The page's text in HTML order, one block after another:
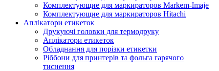
Комплектующие для маркираторов Markem-Imaje
Комплектующие для маркираторов Hitachi
Аплікатори етикеток
Друкуючі головки для термодруку
Аплікатори етикеток
Обладнання для порізки етикетки
Ріббони для принтерів та фольга гарячого
тиснення